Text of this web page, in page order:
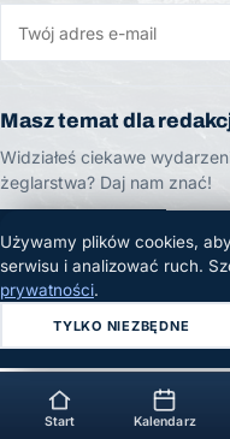
Masz temat dla
Widziałeś ciekawe
żeglarstwa? Daj nam znać!
ZGŁOŚ TEMAT
© 2026 Żeglarski.info.
Używamy plików cookies,
serwisu i analizować ruch.
prywatności.
TYLKO NIEZBĘDNE
Start Kalendarz